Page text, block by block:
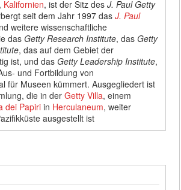
, Kalifornien, ist der Sitz desJ. Paul Getty
seit dem Jahr 1997 dasJ. Paul
weitere wissenschaftliche
dasGetty Research Institute, dasGetty
, das auf dem Gebiet der
ist, und dasGetty Leadership Institute,
und Fortbildung von
für Museen kümmert. Ausgegliedert ist
die in derGetty Villa, einem
dei Papiriin Herculaneum, weiter
ausgestellt ist